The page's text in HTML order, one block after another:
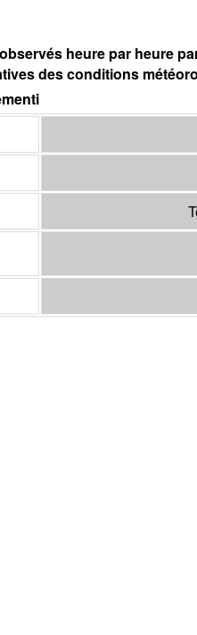
heure par heure
des conditions